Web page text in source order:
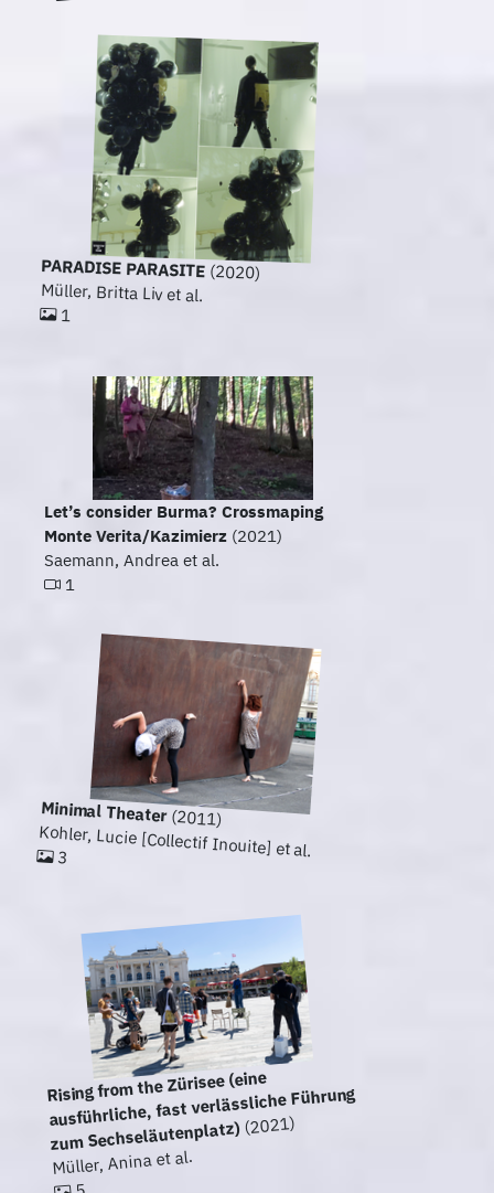
PARADISE PARASITE (2020)
Müller, Britta Liv et al.
1
Let’s consider Burma? Crossmaping
Monte Verita/Kazimierz (2021)
Saemann, Andrea et al.
1
Minimal Theater(2011)
Kohler, Lucie [Collectif Inouite] et al.
3
Rising from the Zürisee (eine
ausführliche, fast verlässliche Führung
zum Sechseläutenplatz)(2021)
Müller, Anina et al.